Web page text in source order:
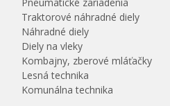
Traktorové náhradné diely
Náhradné diely
Diely na vleky
Kombajny, zberové mláťačky
Lesná technika
Komunálna technika